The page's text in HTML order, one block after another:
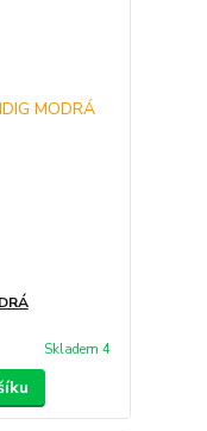
Skladem 4